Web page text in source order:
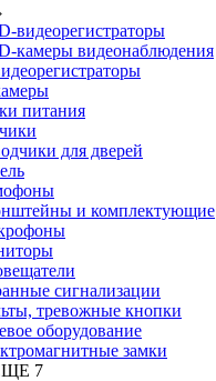
видеорегистраторы
камеры видеонаблюдения
питания
для дверей
и комплектующие
сигнализации
тревожные кнопки
оборудование
замки
7